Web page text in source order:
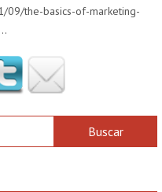
09/the-basics-of-marketing-